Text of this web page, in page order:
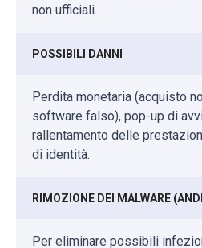
non ufficiali.
POSSIBILI DANNI
Perdita monetaria (acquisto
software falso), pop-up di
rallentamento delle
di identità.
RIMOZIONE DEI MALWARE
Per eliminare possibili